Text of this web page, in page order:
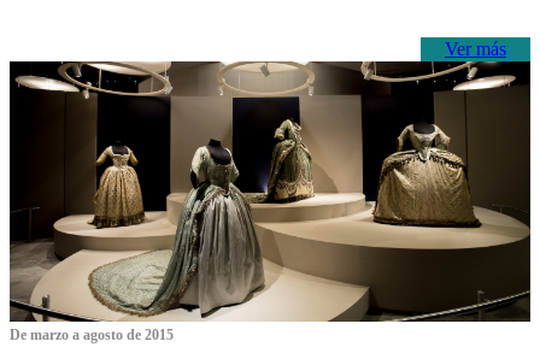
Ver más
De marzo a agosto de 2015